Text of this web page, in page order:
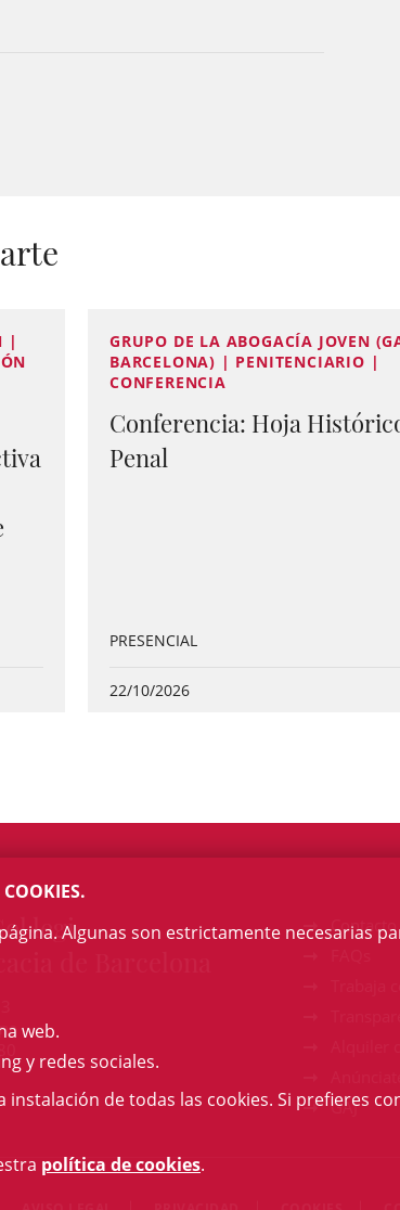
|
GRUPO DE LA ABOGACÍA JOVEN
BARCELONA) | PENITENCIARIO |
CONFERENCIA
Conferencia: Hoja
Penal
PRESENCIAL
22/10/2026
Contacto
GAJ
Algunas son estrictamente necesarias
web.
y redes sociales.
instalación de todas las cookies. Si prefieres
política de cookies.